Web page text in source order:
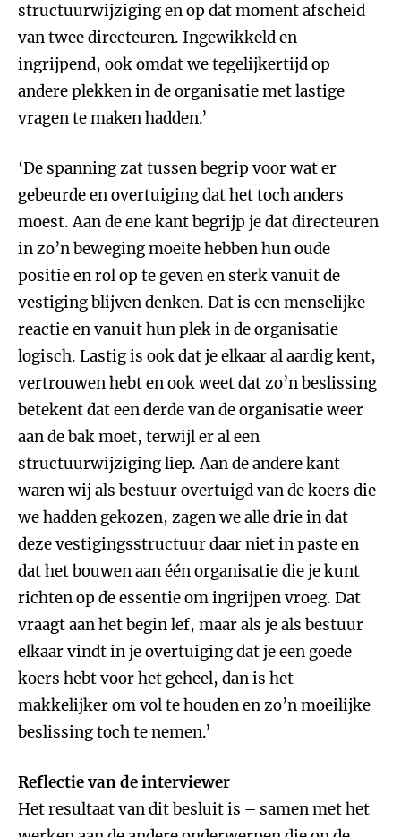
structuurwijziging en op dat moment afscheid
van twee directeuren. Ingewikkeld en
ingrijpend, ook omdat we tegelijkertijd op
andere plekken in de organisatie met lastige
vragen te maken hadden.’
‘De spanning zat tussen begrip voor wat er
gebeurde en overtuiging dat het toch anders
moest. Aan de ene kant begrijp je dat directeuren
in zo’n beweging moeite hebben hun oude
positie en rol op te geven en sterk vanuit de
vestiging blijven denken. Dat is een menselijke
reactie en vanuit hun plek in de organisatie
logisch. Lastig is ook dat je elkaar al aardig kent,
vertrouwen hebt en ook weet dat zo’n beslissing
betekent dat een derde van de organisatie weer
aan de bak moet, terwijl er al een
structuurwijziging liep. Aan de andere kant
waren wij als bestuur overtuigd van de koers die
we hadden gekozen, zagen we alle drie in dat
deze vestigingsstructuur daar niet in paste en
dat het bouwen aan één organisatie die je kunt
richten op de essentie om ingrijpen vroeg. Dat
vraagt aan het begin lef, maar als je als bestuur
elkaar vindt in je overtuiging dat je een goede
koers hebt voor het geheel, dan is het
makkelijker om vol te houden en zo’n moeilijke
beslissing toch te nemen.’
Reflectie van de interviewer
Het resultaat van dit besluit is – samen met het